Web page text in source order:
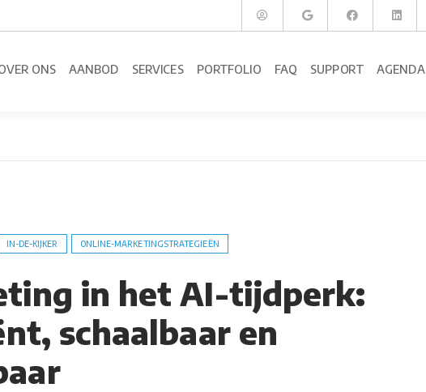
ONS AANBOD SERVICES PORTFOLIO FAQ SUPPORT AGENDA
IN-DE-KIJKER ONLINE-MARKETINGSTRATEGIEËN
in het AI-tijdperk:
schaalbaar en